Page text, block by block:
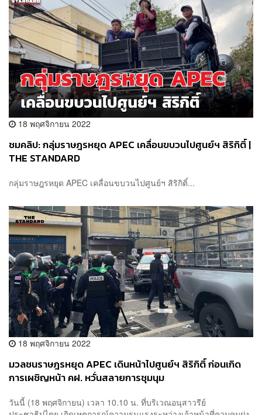
18 พฤศจิกายน 2022
ชมคลิป: กลุ่มราษฎรหยุด APEC เคลื่อนขบวนไปศูนย์ฯ สิริกิติ์ |
THE STANDARD
กลุ่มราษฎรหยุด APEC เคลื่อนขบวนไปศูนย์ฯ สิริกิติ์...
18 พฤศจิกายน 2022
มวลชนราษฎรหยุด APEC เดินหน้าไปศูนย์ฯ สิริกิติ์ ก่อนเกิด
การเผชิญหน้า คฝ. หวั่นสลายการชุมนุม
วันนี้ (18 พฤศจิกายน) เวลา 10.10 น. ที่บริเวณอนุสาวรีย์